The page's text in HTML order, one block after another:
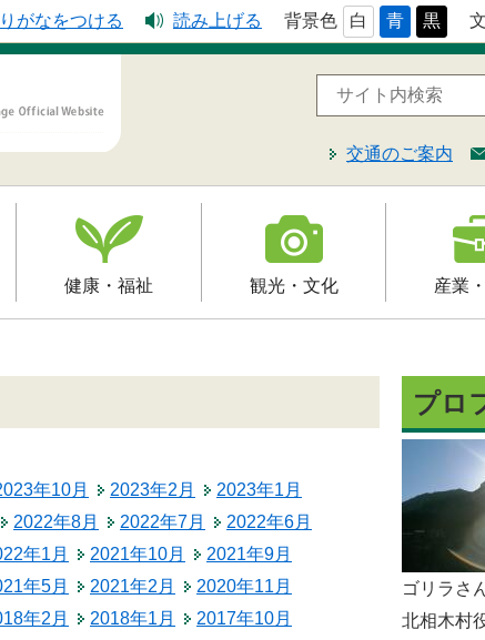
がなをつける 読み上げる 背景色 白 青 黒
交通のご案内
健康・福祉
介護保険
障害福祉
予防接種
観光・文化
文化財
レジャー・スポーツ
産業
届出・証明
入札・契約
年10月 2023年2月
2023年1月
2022年8月 2022年7月
2022年6月
年1月 2021年10月
2021年9月
年5月 2021年2月
2020年11月
年2月 2018年1月
2017年10月
プロ
ゴリラさ
北相木村